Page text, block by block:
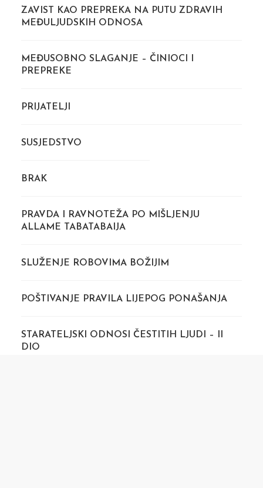
ZAVIST KAO PREPREKA NA PUTU ZDRAVIH
MEĐULJUDSKIH ODNOSA
MEĐUSOBNO SLAGANJE – ČINIOCI I
PREPREKE
PRIJATELJI
SUSJEDSTVO
BRAK
PRAVDA I RAVNOTEŽA PO MIŠLJENJU
ALLAME TABATABAIJA
SLUŽENJE ROBOVIMA BOŽIJIM
POŠTIVANJE PRAVILA LIJEPOG PONAŠANJA
STARATELJSKI ODNOSI ČESTITIH LJUDI – II
DIO